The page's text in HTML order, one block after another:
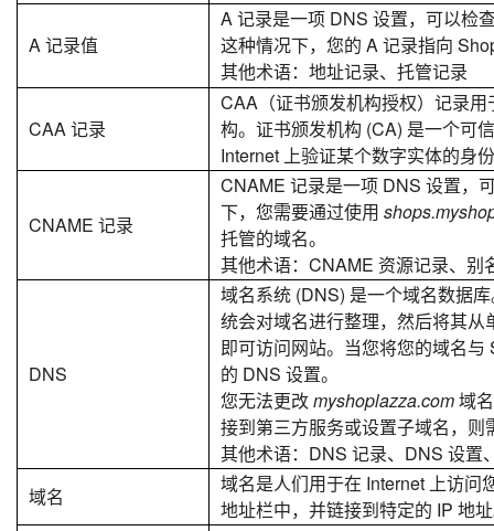
A 记录值
A 记录是一项 DNS 设置，可以检
这种情况下，您的 A 记录指向
其他术语：地址记录、托管记录
CAA 记录
CAA（证书颁发机构授权）记录
构。证书颁发机构 (CA) 是一个可
Internet 上验证某个数字实体的身
CNAME 记录
CNAME 记录是一项 DNS 设置，
下，您需要通过使用
托管的域名。
其他术语：CNAME 资源记录、别
DNS
域名系统 (DNS) 是一个域名数据
统会对域名进行整理，然后将其
即可访问网站。当您将您的域名
的 DNS 设置。
您无法更改myshoplazza.com域
接到第三方服务或设置子域名，则
其他术语：DNS 记录、DNS 设置
域名
域名是人们用于在 Internet 上访问
地址栏中，并链接到特定的 IP 地